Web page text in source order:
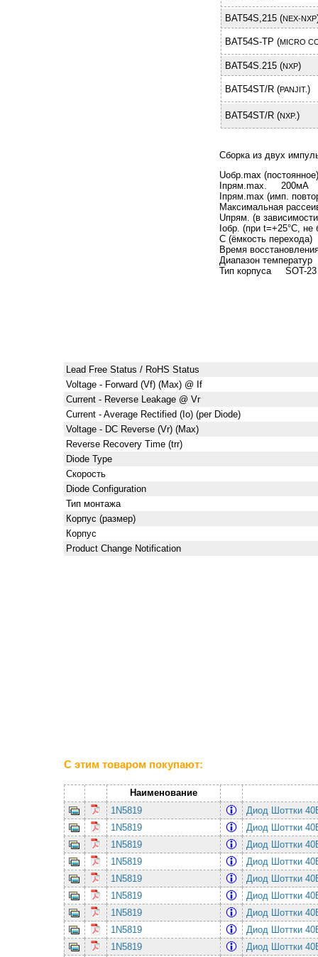
BAT54S,215 (NEX-NXP
BAT54S-TP (MICRO
BAT54S.215 (NXP)
BAT54ST/R (PANJIT.)
BAT54ST/R (NXP.)
Cборка из двух
Uобр.max
Iпрям.max. 200мА
Iпрям.max (имп.
Максимальная
Uпрям. (в
Iобр. (при t=+25°C,
C (ёмкость
Время
Диапазон
Тип корпуса SOT-23
Lead Free Status / RoHS Status
Voltage - Forward (Vf) (Max) @ If
Current - Reverse Leakage @ Vr
Current - Average Rectified (Io) (per Diode)
Voltage - DC Reverse (Vr) (Max)
Reverse Recovery Time (trr)
Diode Type
Скорость
Diode Configuration
Тип монтажа
Корпус (размер)
Корпус
Product Change Notification
С этим товаром покупают:
Наименование
1N5819
Диод Шоттки
1N5819
Диод Шоттки
1N5819
Диод Шоттки
1N5819
Диод Шоттки
1N5819
Диод Шоттки
1N5819
Диод Шоттки
1N5819
Диод Шоттки
1N5819
Диод Шоттки
1N5819
Диод Шоттки